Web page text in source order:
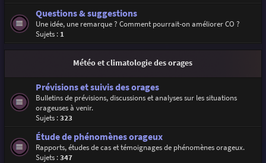
Questions & suggestions
Une idée, une remarque ? Comment pourrait-on améliorer CO ?
Sujets : 1
Météo et climatologie des orages
Prévisions et suivis des orages
Bulletins de prévisions, discussions et analyses sur les situations
orageuses à venir.
Sujets :323
Étude de phénomènes orageux
Rapports, études de cas et témoignages de phénomènes orageux.
Sujets :347